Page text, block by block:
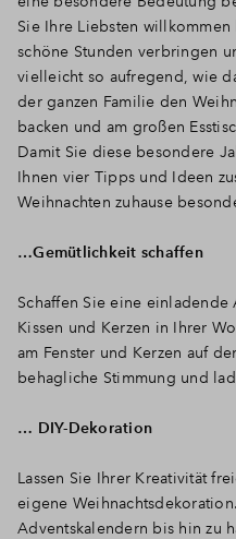
Sie Ihre Liebsten
schöne Stunden verbringen
vielleicht so aufregend, wie
der ganzen Familie den
backen und am großen
Damit Sie diese besondere
Ihnen vier Tipps und Ideen
Weihnachten zuhause
…Gemütlichkeit schaffen
Schaffen Sie eine
Kissen und Kerzen in Ihrer
am Fenster und Kerzen auf
behagliche Stimmung und
… DIY-Dekoration
Lassen Sie Ihrer Kreativität
eigene
Adventskalendern bis hin zu